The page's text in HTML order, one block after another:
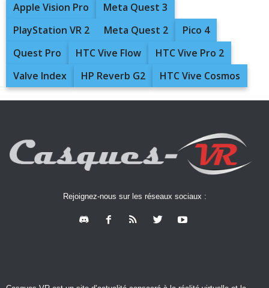
Apple Vision Pro
Meta Quest 3
PlayStation VR 2
Meta Quest 2
Pico 4
Quest Pro
HTC Vive Flow
HTC Vive Pro 2
Valve Index
HP Reverb G2 HTC Vive Cosmos
Rejoignez-nous sur les réseaux sociaux :